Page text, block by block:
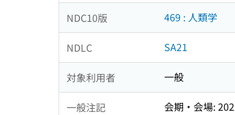
NDC10版 469 : 人類学
NDLC SA21
対象利用者 一般
一般注記
会期・会場: